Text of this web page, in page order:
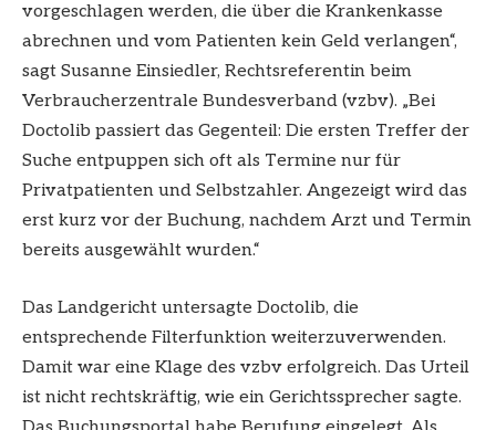
vorgeschlagen werden, die über die Krankenkasse
abrechnen und vom Patienten kein Geld verlangen“,
sagt Susanne Einsiedler, Rechtsreferentin beim
Verbraucherzentrale Bundesverband (vzbv). „Bei
Doctolib passiert das Gegenteil: Die ersten Treffer der
Suche entpuppen sich oft als Termine nur für
Privatpatienten und Selbstzahler. Angezeigt wird das
erst kurz vor der Buchung, nachdem Arzt und Termin
bereits ausgewählt wurden.“
Das Landgericht untersagte Doctolib, die
entsprechende Filterfunktion weiterzuverwenden.
Damit war eine Klage des vzbv erfolgreich. Das Urteil
ist nicht rechtskräftig, wie ein Gerichtssprecher sagte.